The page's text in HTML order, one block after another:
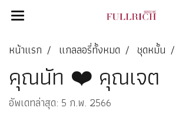
หน้าแรก แกลลอรี่ทั้งหมด ชุดหมั้น
คุณนัท ❤️ คุณเจต
อัพเดทล่าสุด: 5 ก.พ. 2566